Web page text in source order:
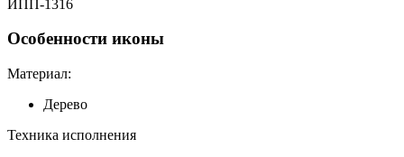
ИПП-1316
Особенности иконы
Материал:
Дерево
Техника исполнения